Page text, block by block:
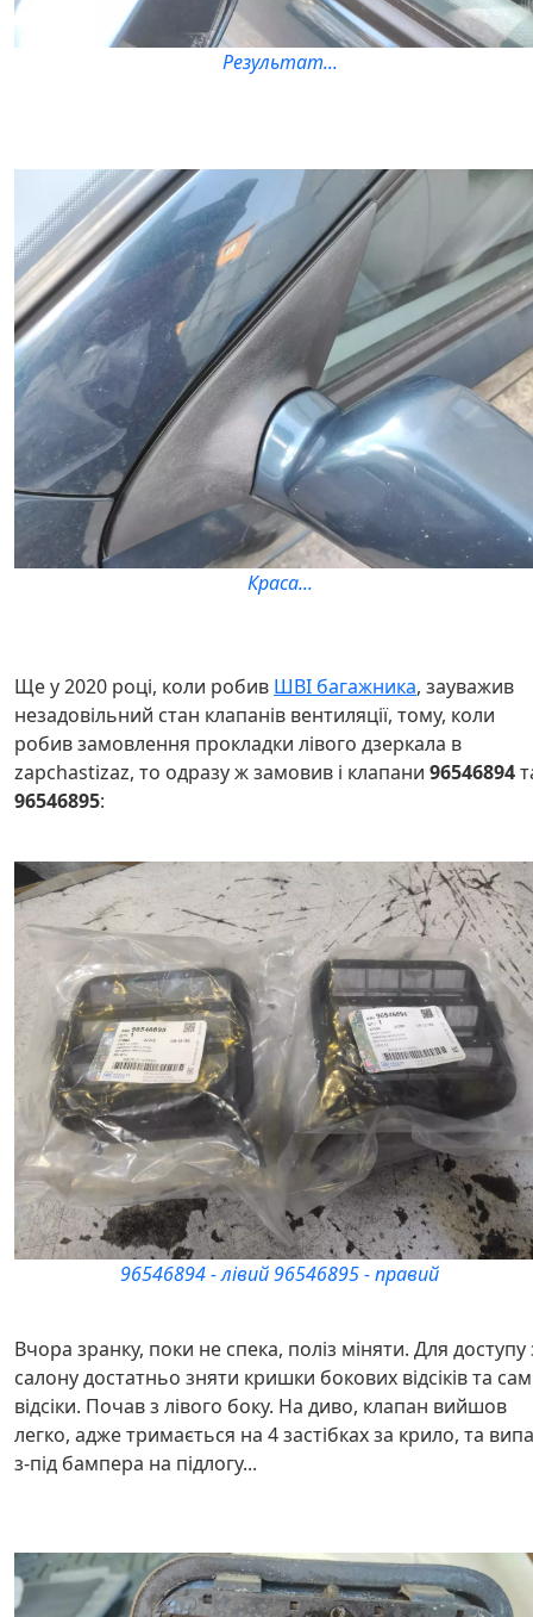
Результат...
Краса...
Ще у 2020 році, коли робив ШВІ багажника, зауважив
незадовільний стан клапанів вентиляції, тому, коли
робив замовлення прокладки лівого дзеркала в
zapchastizaz, то одразу ж замовив і клапани 96546894
96546895:
96546894 - лівий 96546895 - правий
Вчора зранку, поки не спека, поліз міняти. Для доступу
салону достатньо зняти кришки бокових відсіків та
відсіки. Почав з лівого боку. На диво, клапан вийшов
легко, адже тримається на 4 застібках за крило, та
з-під бампера на підлогу...